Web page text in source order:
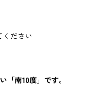
ください
「南10度」です。